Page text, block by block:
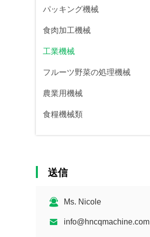
パッキング機械
食肉加工機械
工業機械
フルーツ野菜の処理機械
農業用機械
食糧機械類
送信
Ms. Nicole
info@hncqmachine.com